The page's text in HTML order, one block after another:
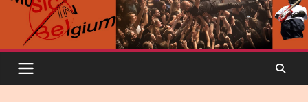
Dynatop3 – 26 juillet 2026